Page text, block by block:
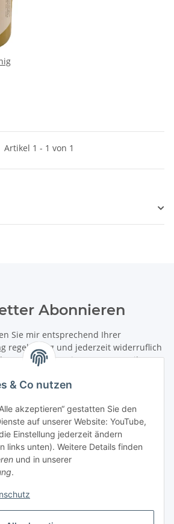
& Co nutzen
akzeptieren“ gestatten Sie den
auf unserer Website: YouTube,
Einstellung jederzeit ändern
links unten). Weitere Details finden
und in unserer
.
Artikel 1 - 1 von 1
Abonnieren
Sie mir entsprechend Ihrer
regelmäßig und jederzeit widerruflich
Produktsortiment per E-Mail zu.
Vertrag widerrufen